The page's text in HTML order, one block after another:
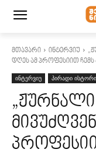
მთავარი ინტერვიუ
დღეს ამ პროფესიით
ინტერვიუ პირადი